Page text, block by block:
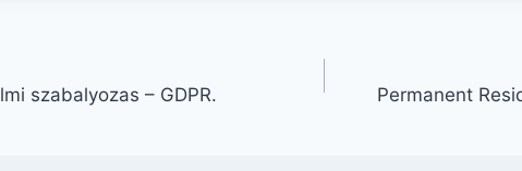
szabalyozas – GDPR. Permanent